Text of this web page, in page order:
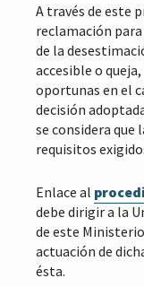
A través de este
reclamación
de la
accesible o
oportunas en el
decisión
se considera que
requisitos
Enlace al
debe dirigir a la
de este
actuación de
ésta.